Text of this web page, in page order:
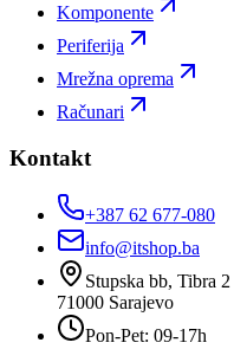
Komponente
Periferija
Mrežna oprema
Računari
Kontakt
+387 62 677-080
info@itshop.ba
Stupska bb, Tibra 2
71000 Sarajevo
Pon-Pet: 09-17h